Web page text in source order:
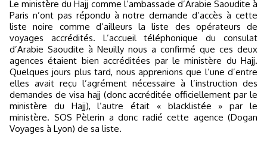
Le ministère du Hajj comme l’ambassade d’Arabie Saoudite à
Paris n’ont pas répondu à notre demande d’accès à cette
liste noire comme d’ailleurs la liste des opérateurs de
voyages accrédités. L’accueil téléphonique du consulat
d’Arabie Saoudite à Neuilly nous a confirmé que ces deux
agences étaient bien accréditées par le ministère du Hajj.
Quelques jours plus tard, nous apprenions que l’une d’entre
elles avait reçu l’agrément nécessaire à l’instruction des
demandes de visa hajj (donc accréditée officiellement par le
ministère du Hajj), l’autre était « blacklistée » par le
ministère. SOS Pèlerin a donc radié cette agence (Dogan
Voyages à Lyon) de sa liste.